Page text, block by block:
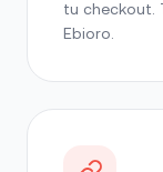
tu checkout.
Ebioro.